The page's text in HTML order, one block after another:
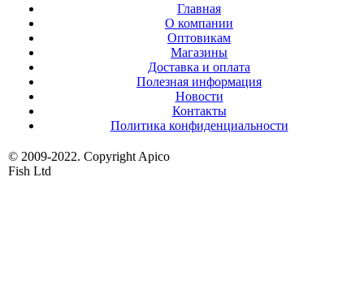
Главная
О компании
Оптовикам
Магазины
Доставка и оплата
Полезная информация
Новости
Контакты
Политика конфиденциальности
© 2009-2022. Copyright Apico
Fish Ltd